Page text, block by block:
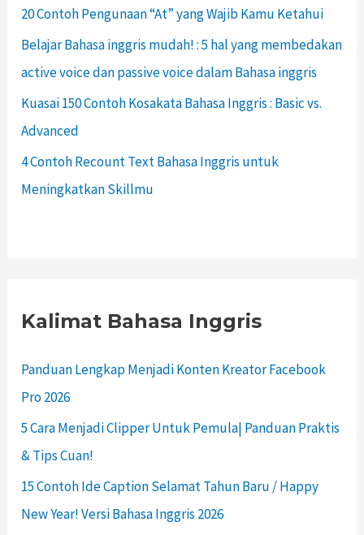
20 Contoh Pengunaan “At” yang Wajib Kamu Ketahui
Belajar Bahasa inggris mudah! : 5 hal yang membedakan
active voice dan passive voice dalam Bahasa inggris
Kuasai 150 Contoh Kosakata Bahasa Inggris : Basic vs.
Advanced
4 Contoh Recount Text Bahasa Inggris untuk
Meningkatkan Skillmu
Kalimat Bahasa Inggris
Panduan Lengkap Menjadi Konten Kreator Facebook
Pro 2026
5 Cara Menjadi Clipper Untuk Pemula| Panduan Praktis
& Tips Cuan!
15 Contoh Ide Caption Selamat Tahun Baru / Happy
New Year! Versi Bahasa Inggris 2026